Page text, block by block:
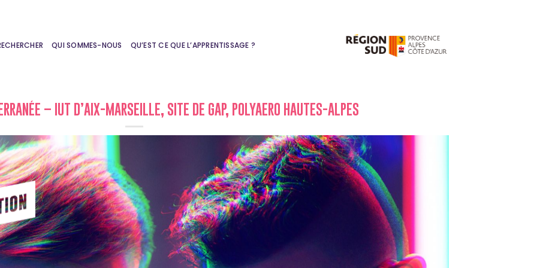
QUI SOMMES-NOUS QU’EST CE QUE L’APPRENTISSAGE ?
– IUT D’AIX-MARSEILLE, SITE DE GAP, POLYAERO HAUTES-ALPES